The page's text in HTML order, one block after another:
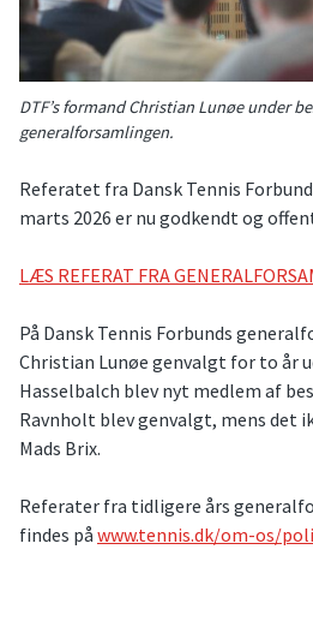
DTF’s formand Christian Lunøe under
generalforsamlingen.
Referatet fra Dansk Tennis
marts 2026 er nu godkendt og
LÆS REFERAT FRA
På Dansk Tennis Forbunds
Christian Lunøe genvalgt for to år
Hasselbalch blev nyt medlem af
Ravnholt blev genvalgt, mens det
Mads Brix.
Referater fra tidligere års
findes på www.tennis.dk/om-os/